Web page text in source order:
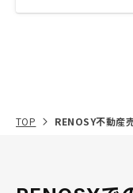
TOP RENOSY不動産